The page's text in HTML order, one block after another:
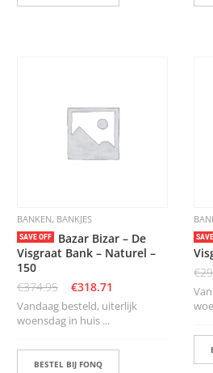
BANKEN, BANKJES
SAVE OFF
Bazar Bizar – De
Visgraat Bank – Naturel –
150
€374.95 €318.71
Vandaag besteld, uiterlijk
woensdag in huis ...
BESTEL BIJ FONQ
€